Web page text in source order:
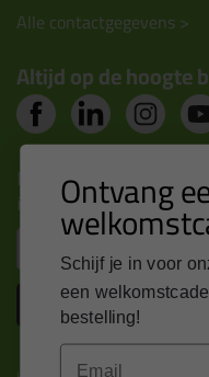
Alle contactgegevens >
Altijd op de hoogte
Nieuws, tips en
inbox Ontvang
Schijf je in voor
een
bestelling!
Email